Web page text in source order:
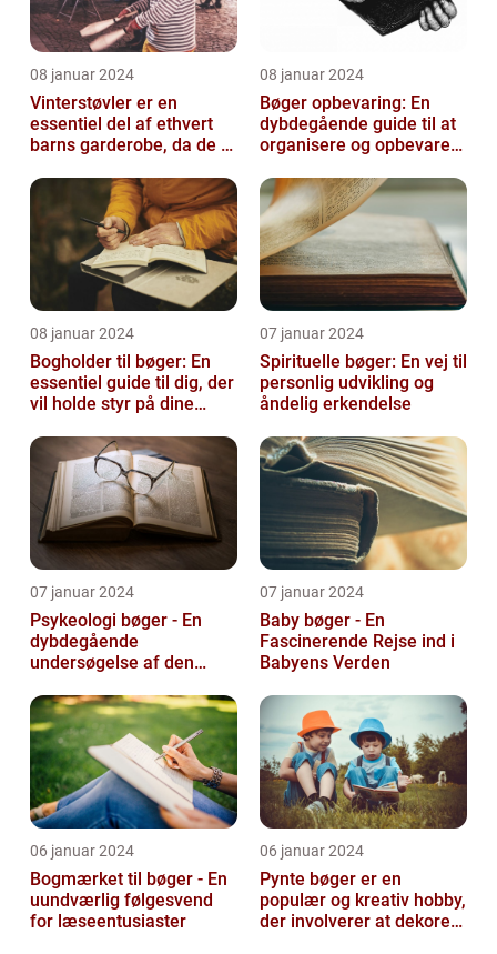
08 januar 2024
Vinterstøvler er en
essentiel del af ethvert
barns garderobe, da de er
deres ...
08 januar 2024
Bøger opbevaring: En
dybdegående guide til at
organisere og opbevare
08 januar 2024
Bogholder til bøger: En
essentiel guide til dig, der
vil holde styr på dine
07 januar 2024
Spirituelle bøger: En vej til
personlig udvikling og
åndelig erkendelse
07 januar 2024
Psykeologi bøger - En
dybdegående
undersøgelse af den
verden
07 januar 2024
Baby bøger - En
Fascinerende Rejse ind i
Babyens Verden
06 januar 2024
Bogmærket til bøger - En
uundværlig følgesvend
for læseentusiaster
06 januar 2024
Pynte bøger er en
populær og kreativ hobby,
der involverer at dekorere